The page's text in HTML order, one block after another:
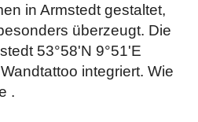
in Armstedt gestaltet,
überzeugt. Die
53°58'N 9°51'E
integriert. Wie
.